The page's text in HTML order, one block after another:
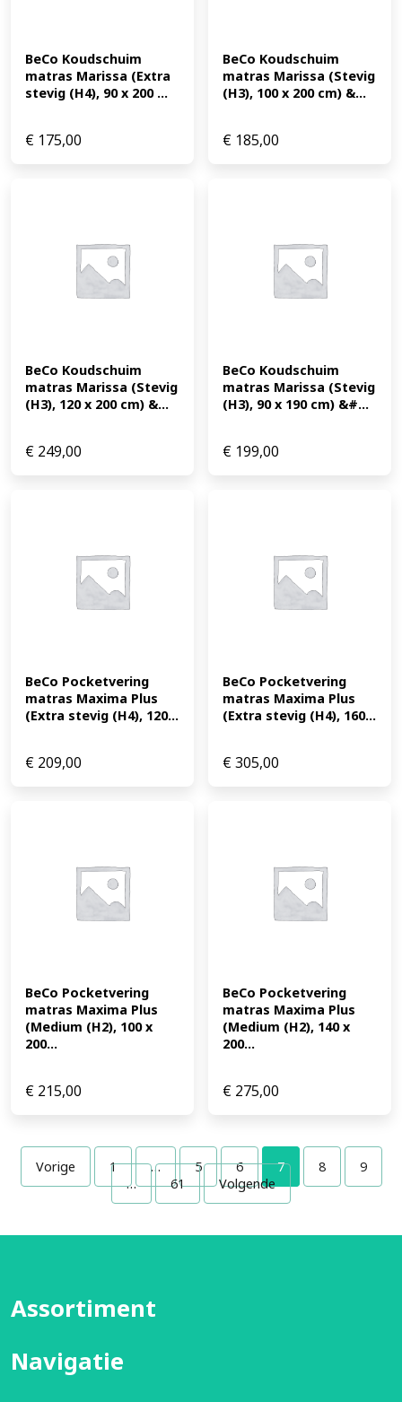
BeCo Koudschuim
matras Marissa (Extra
stevig (H4), 90 x 200 ...
€ 175,00
BeCo Koudschuim
matras Marissa (Stevig
(H3), 100 x 200 cm) &...
€ 185,00
BeCo Koudschuim
matras Marissa (Stevig
(H3), 120 x 200 cm) &...
€ 249,00
BeCo Koudschuim
matras Marissa (Stevig
(H3), 90 x 190 cm) &#...
€ 199,00
BeCo Pocketvering
matras Maxima Plus
(Extra stevig (H4), 120...
€ 209,00
BeCo Pocketvering
matras Maxima Plus
(Extra stevig (H4), 160...
€305,00
BeCo Pocketvering
matras Maxima Plus
(Medium (H2), 100 x
200...
€ 215,00
BeCo Pocketvering
matras Maxima Plus
(Medium (H2), 140 x
200...
€ 275,00
Vorige 1 … 5 6 7 8
9
…
61 Volgende
Assortiment
Navigatie